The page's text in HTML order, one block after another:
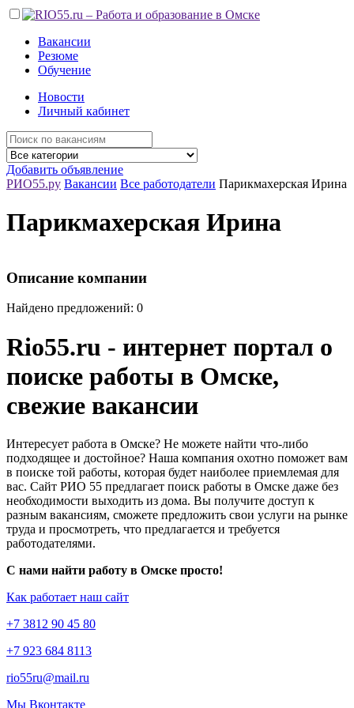
Вакансии
Резюме
Обучение
Новости
Личный кабинет
Добавить объявление
РИО55.ру Вакансии Все работодатели Парикмахерская Ирина
Парикмахерская Ирина
Описание компании
Найдено предложений: 0
Rio55.ru - интернет портал о
поиске работы в Омске,
свежие вакансии
Интересует работа в Омске? Не можете найти что-либо
подходящее и достойное? Наша компания охотно поможет вам
в поиске той работы, которая будет наиболее приемлемая для
вас. Сайт РИО 55 предлагает поиск работы в Омске даже без
необходимости выходить из дома. Вы получите доступ к
разным вакансиям, сможете предложить свои услуги на рынке
труда и просмотреть, что предлагается и требуется
работодателями.
С нами найти работу в Омске просто!
Как работает наш сайт
+7 3812 90 45 80
+7 923 684 8113
rio55ru@mail.ru
Мы Вконтакте